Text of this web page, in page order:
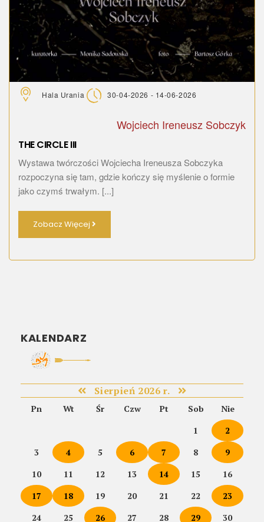
Hala Urania 30-04-2026 - 14-06-2026
Wojciech Ireneusz Sobczyk
THE CIRCLE III
Wystawa twórczości Wojciecha Ireneusza Sobczyka
rozpoczyna się tam, gdzie kończy się myślenie o formie
jako czymś trwałym. [...]
Zobacz Więcej
KALENDARZ
Sierpień 2026 r.
Pn Wt Śr Czw Pt Sob
Nie
1
2
3
4 5 6 7 8
9
10
11 12 13 14 15
16
17
18 19 20 21 22
23
24
25 26 27 28 29 30